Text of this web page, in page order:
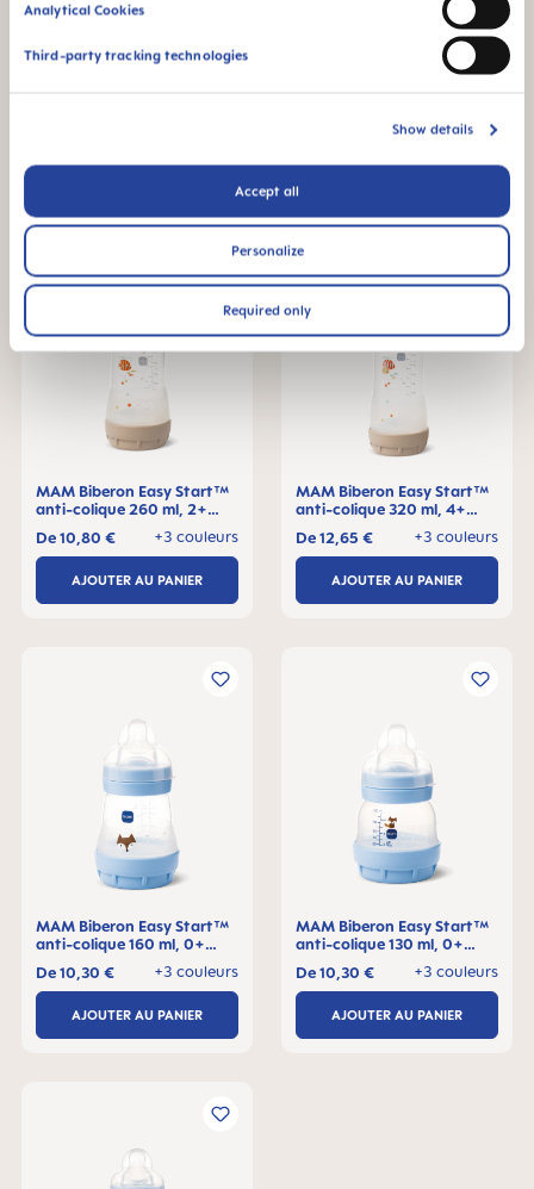
Analytical Cookies
Third-party tracking technologies
Show details
Accept all
Personalize
Required only
MAM Biberon Easy Start™
anti-colique 130 ml, 0+
MAM Biberon Easy Start™
anti-colique 260 ml, 2+
+3 couleurs
De10,80 €
AJOUTER AU PANIER
MAM Biberon Easy Start™
anti-colique 320 ml, 4+
+3 couleurs
De12,65 €
AJOUTER AU PANIER
MAM Biberon Easy Start™
anti-colique 160 ml, 0+
+3 couleurs
De10,30 €
AJOUTER AU PANIER
MAM Biberon Easy Start™
anti-colique 130 ml, 0+
+3 couleurs
De10,30 €
AJOUTER AU PANIER